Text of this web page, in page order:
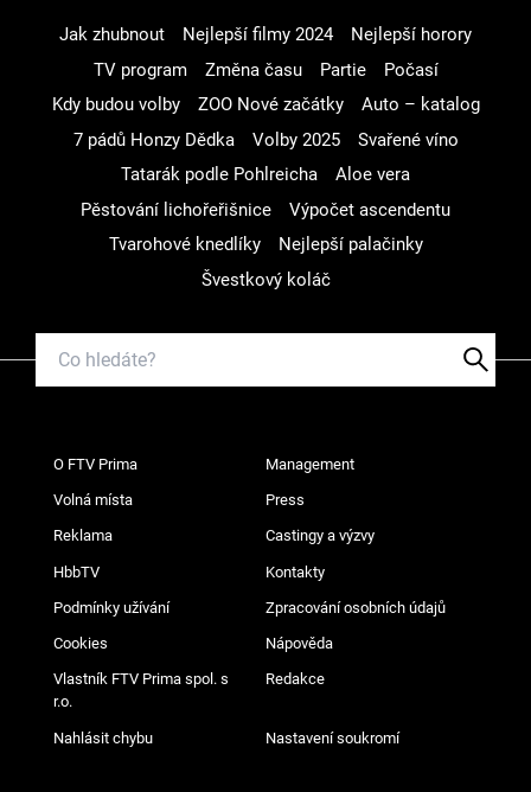
Jak zhubnout Nejlepší filmy 2024
Nejlepší horory
TV program
Změna času Partie
Počasí
Kdy budou volby
ZOO Nové začátky
Auto – katalog
7 pádů Honzy Dědka
Volby 2025
Svařené víno
Tatarák podle Pohlreicha
Aloe vera
Pěstování lichořeřišnice
Výpočet ascendentu
Tvarohové knedlíky
Nejlepší palačinky
Švestkový koláč
O FTV Prima Management
Volná místa Press
Reklama Castingy a výzvy
HbbTV Kontakty
Podmínky užívání Zpracování osobních údajů
Cookies Nápověda
Vlastník FTV Prima spol. s
r.o.
Redakce
Nahlásit chybu Nastavení soukromí